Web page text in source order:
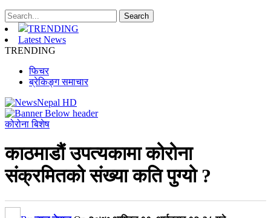
TRENDING
Latest News
TRENDING
फिचर
ब्रेकिङ्ग समाचार
कोरोना बिशेष
काठमाडौं उपत्यकामा कोरोना
संक्रमितको संख्या कति पुग्यो ?